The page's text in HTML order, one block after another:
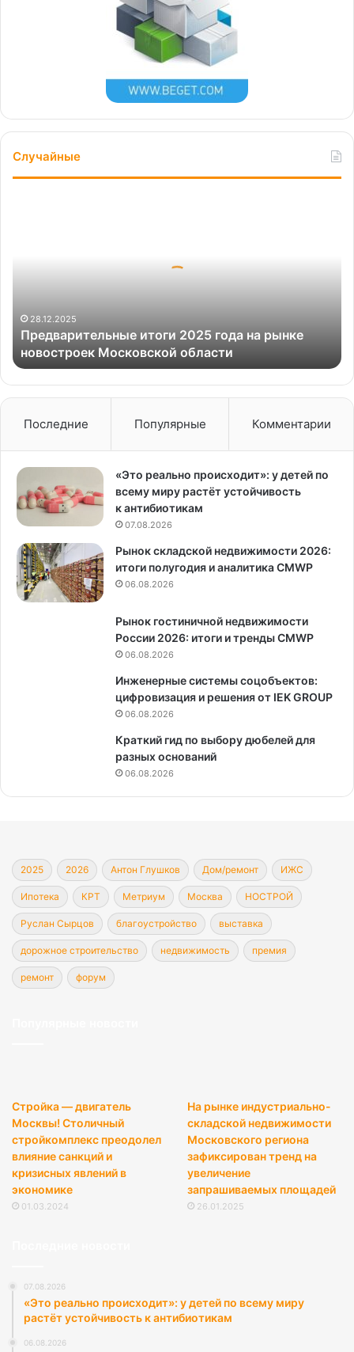
Случайные
Московской
области
28.12.2025
Предварительные итоги 2025 года на рынке
новостроек Московской области
Последние Популярные Комментарии
«Это реально происходит»: у детей по
всему миру растёт устойчивость
к антибиотикам
07.08.2026
Рынок складской недвижимости 2026:
итоги полугодия и аналитика CMWP
06.08.2026
Рынок гостиничной недвижимости
России 2026: итоги и тренды CMWP
06.08.2026
Инженерные системы соцобъектов:
цифровизация и решения от IEK GROUP
06.08.2026
Краткий гид по выбору дюбелей для
разных оснований
06.08.2026
2025 2026 Антон Глушков Дом/ремонт ИЖС
Ипотека КРТ Метриум Москва НОСТРОЙ
Руслан Сырцов благоустройство выставка
дорожное строительство недвижимость премия
ремонт форум
Стройка — двигатель
Москвы! Столичный
стройкомплекс преодолел
влияние санкций и
кризисных явлений в
экономике
01.03.2024
На рынке индустриально-
складской недвижимости
Московского региона
зафиксирован тренд на
увеличение
запрашиваемых площадей
26.01.2025
07.08.2026
«Это реально происходит»: у детей по всему миру
растёт устойчивость к антибиотикам
06.08.2026